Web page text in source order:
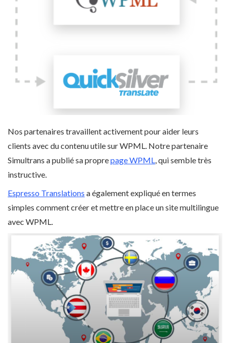
Nos partenaires travaillent activement pour aider leurs
clients avec du contenu utile sur WPML. Notre partenaire
Simultrans a publié sa proprepage WPML , qui semble très
instructive.
Espresso Translations a également expliqué en termes
simples comment créer et mettre en place un site multilingue
avec WPML.